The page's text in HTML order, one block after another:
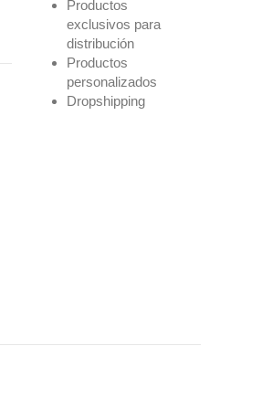
Productos
exclusivos para
distribución
Productos
personalizados
Dropshipping